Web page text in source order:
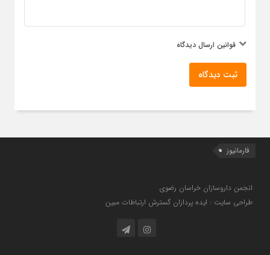
قوانین ارسال دیدگاه
ثبت دیدگاه
فارمانیوز
انجمن داروسازان خراسان رضوی
طراحی سایت : ایده پردازان گسترش ارتباطات مبین